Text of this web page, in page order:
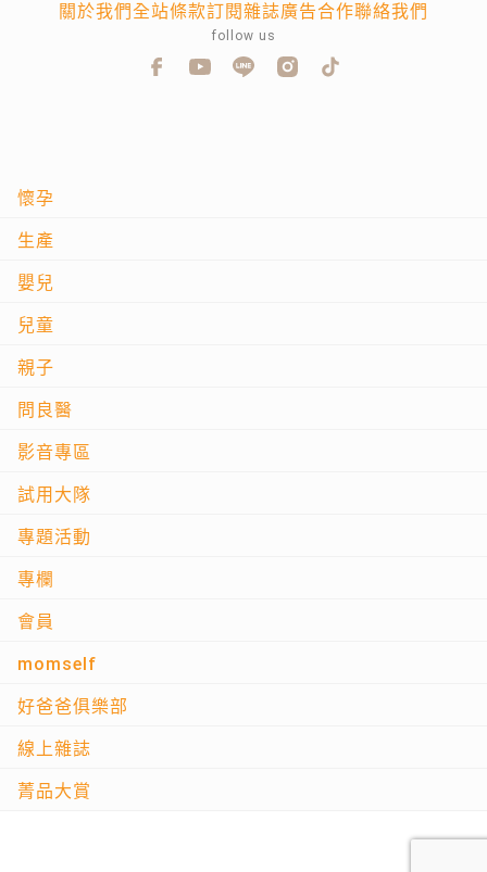
懷孕
生產
嬰兒
兒童
親子
問良醫
影音專區
試用大隊
專題活動
專欄
會員
momself
好爸爸俱樂部
線上雜誌
菁品大賞
關於我們全站條款訂閱雜誌廣告合作聯絡我們
follow us